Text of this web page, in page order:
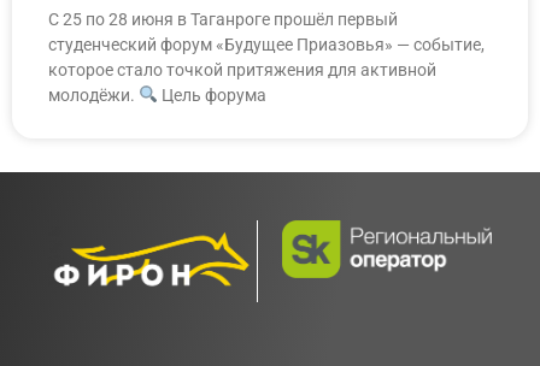
С 25 по 28 июня в Таганроге прошёл первый
студенческий форум «Будущее Приазовья» — событие,
которое стало точкой притяжения для активной
молодёжи.
Цель форума